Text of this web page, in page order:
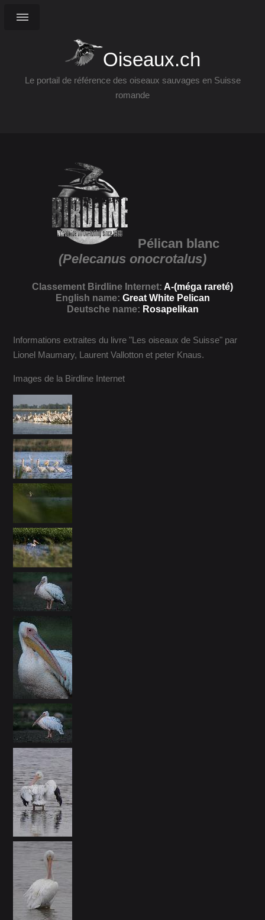
Oiseaux.ch
Le portail de référence des oiseaux sauvages en Suisse
romande
Pélican blanc
(Pelecanus onocrotalus)
Classement Birdline Internet: A-(méga rareté)
English name: Great White Pelican
Deutsche name: Rosapelikan
Informations extraites du livre "Les oiseaux de Suisse" par
Lionel Maumary, Laurent Vallotton et peter Knaus.
Images de la Birdline Internet